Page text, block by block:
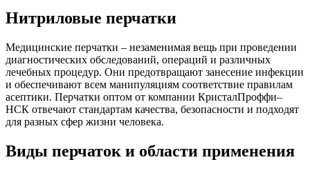
Нитриловые перчатки
Медицинские перчатки – незаменимая вещь при проведении
диагностических обследований, операций и различных
лечебных процедур. Они предотвращают занесение инфекции
и обеспечивают всем манипуляциям соответствие правилам
асептики. Перчатки оптом от компании КристалПроффи–
НСК отвечают стандартам качества, безопасности и подходят
для разных сфер жизни человека.
Виды перчаток и области применения